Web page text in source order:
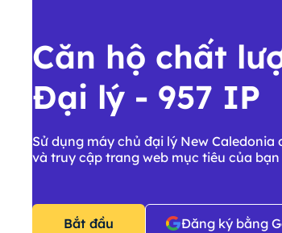
Căn hộ chất
Đại lý - 957 IP
Sử dụng máy chủ đại lý New
và truy cập trang web mục tiêu của bạn
Bắt đầu Đăng ký bằng